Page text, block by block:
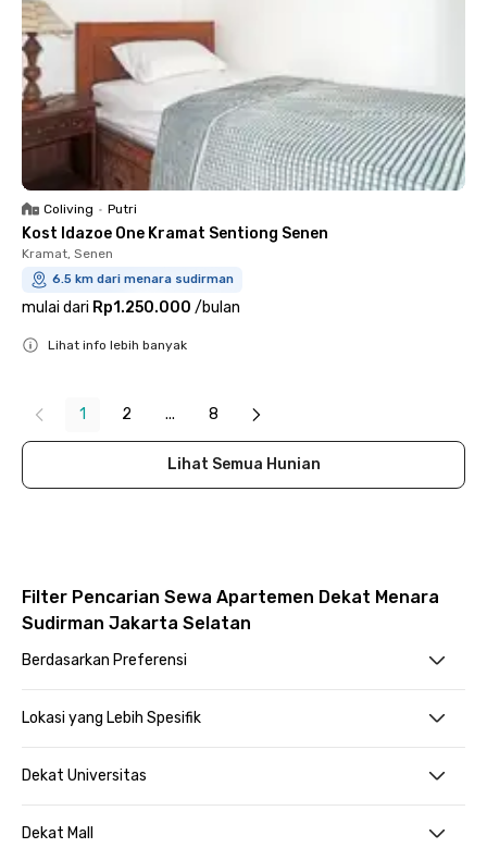
Coliving • Putri
Kost Idazoe One Kramat Sentiong Senen
Kramat, Senen
6.5 km dari menara sudirman
mulai dari Rp1.250.000 /bulan
Lihat info lebih banyak
1 2 ... 8
Lihat Semua Hunian
Filter Pencarian Sewa Apartemen Dekat Menara
Sudirman Jakarta Selatan
Berdasarkan Preferensi
Lokasi yang Lebih Spesifik
Dekat Universitas
Dekat Mall